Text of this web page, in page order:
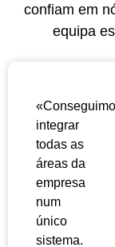
confiam em
equipa
integrar
todas as
áreas da
empresa
num
único
sistema.